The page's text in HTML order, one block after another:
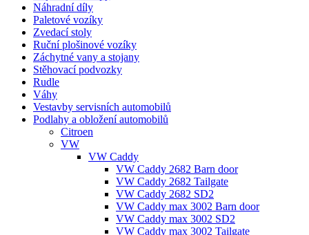
Náhradní díly
Paletové vozíky
Zvedací stoly
Ruční plošinové vozíky
Záchytné vany a stojany
Stěhovací podvozky
Rudle
Váhy
Vestavby servisních automobilů
Podlahy a obložení automobilů
Citroen
VW
VW Caddy
VW Caddy 2682 Barn door
VW Caddy 2682 Tailgate
VW Caddy 2682 SD2
VW Caddy max 3002 Barn door
VW Caddy max 3002 SD2
VW Caddy max 3002 Tailgate